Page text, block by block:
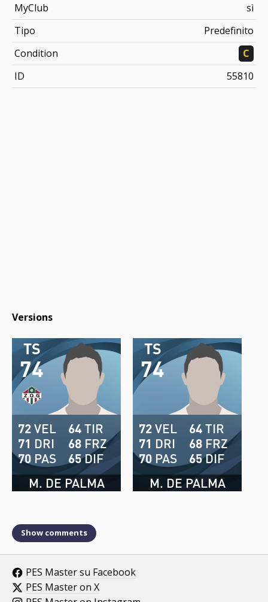
MyClub
sì
Tipo
Predefinito
Condition
C
ID
55810
Versions
74
TS
M. DE PALMA
72VEL
71 DRI
70 PAS
64TIR
68 FRZ
65DIF
74
TS
M. DE PALMA
72VEL
71 DRI
70 PAS
64TIR
68 FRZ
65DIF
Show comments
PES Master su Facebook
PES Master on X